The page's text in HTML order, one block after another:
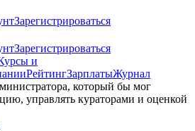
Зарегистрироваться
Зарегистрироваться
и
РейтингЗарплатыЖурнал
который бы мог
управлять кураторами и оценкой